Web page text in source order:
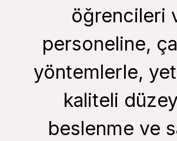
öğrencileri
personeline,
yöntemlerle,
kaliteli
beslenme ve